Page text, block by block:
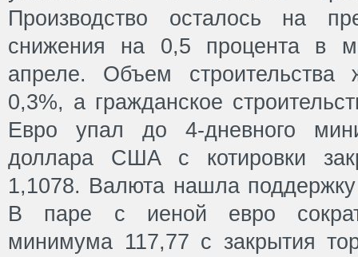
Производство осталось на
снижения на 0,5 процента в
апреле. Объем строительства
0,3%, а гражданское
Евро упал до 4-дневного
доллара США с котировки
1,1078. Валюта нашла
В паре с иеной евро
минимума 117,77 с закрытия